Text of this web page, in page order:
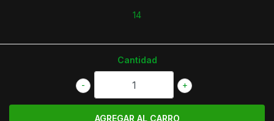
14
Cantidad
+
-